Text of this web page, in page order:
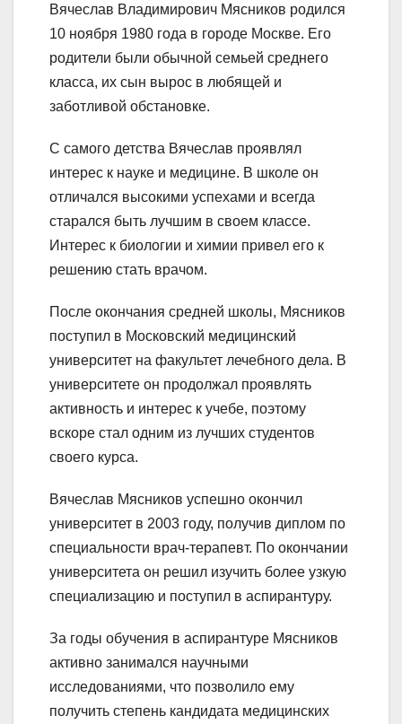
Вячеслав Владимирович Мясников родился
10 ноября 1980 года в городе Москве. Его
родители были обычной семьей среднего
класса, их сын вырос в любящей и
заботливой обстановке.
С самого детства Вячеслав проявлял
интерес к науке и медицине. В школе он
отличался высокими успехами и всегда
старался быть лучшим в своем классе.
Интерес к биологии и химии привел его к
решению стать врачом.
После окончания средней школы, Мясников
поступил в Московский медицинский
университет на факультет лечебного дела. В
университете он продолжал проявлять
активность и интерес к учебе, поэтому
вскоре стал одним из лучших студентов
своего курса.
Вячеслав Мясников успешно окончил
университет в 2003 году, получив диплом по
специальности врач-терапевт. По окончании
университета он решил изучить более узкую
специализацию и поступил в аспирантуру.
За годы обучения в аспирантуре Мясников
активно занимался научными
исследованиями, что позволило ему
получить степень кандидата медицинских